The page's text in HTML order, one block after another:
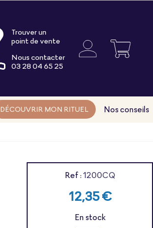
Trouver un
point de vente
Nous contacter
03 28 04 65 25
Nos conseils
DÉCOUVRIR MON RITUEL
Ref :1200CQ
12,35 €
En stock